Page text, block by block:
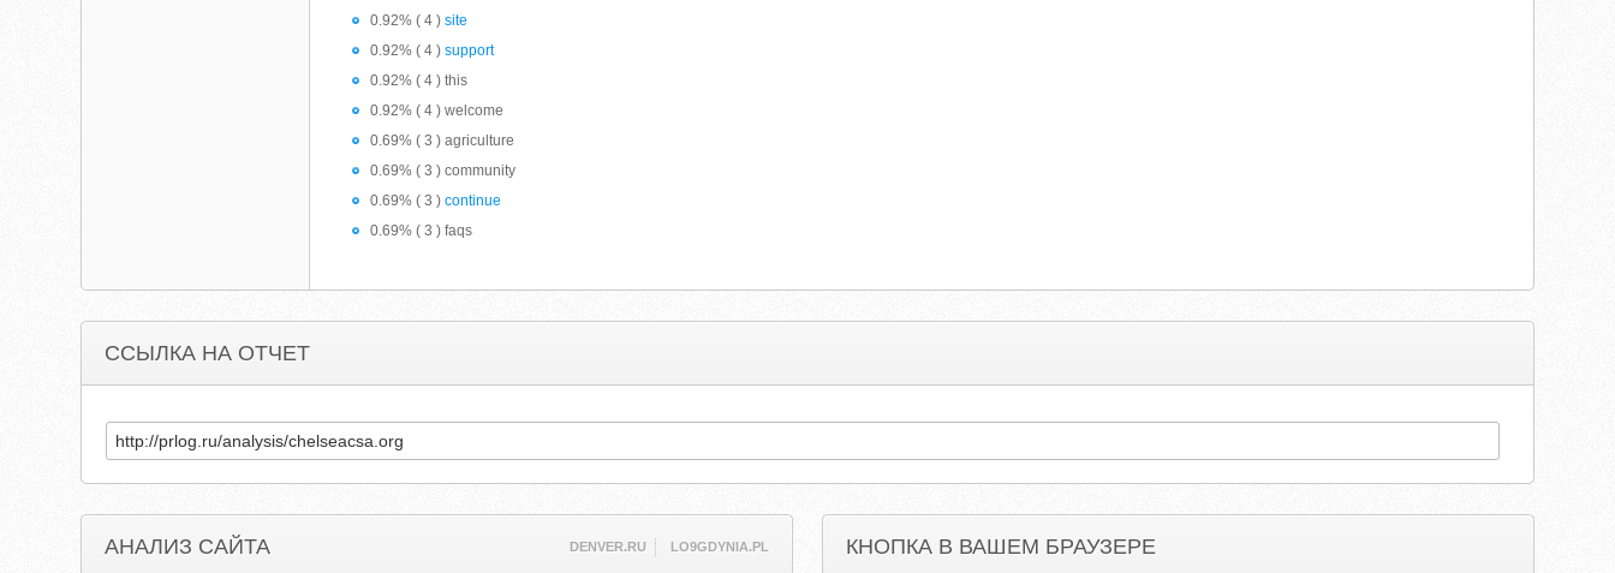
0.92% ( 4 )site
0.92% ( 4 )support
0.92% ( 4 ) this
0.92% ( 4 ) welcome
0.69% ( 3 ) agriculture
0.69% ( 3 ) community
0.69% ( 3 )continue
0.69% ( 3 ) faqs
ССЫЛКА НА ОТЧЕТ
АНАЛИЗ САЙТА DENVER.RU LO9GDYNIA.PL КНОПКА В ВАШЕМ БРАУЗЕРЕ